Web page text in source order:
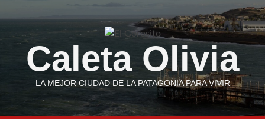
to
content
Caleta Olivia
LA MEJOR CIUDAD DE LA PATAGONIA PARA VIVIR